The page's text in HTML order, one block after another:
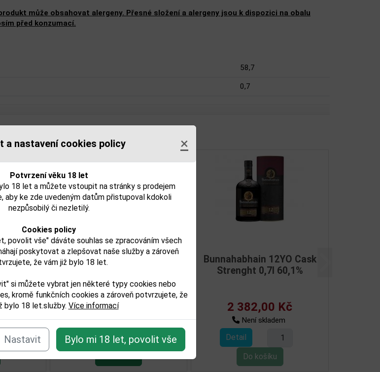
a nastavení cookies policy ×
Potvrzení věku 18 let
18 let a můžete vstoupit na stránky s prodejem
aby ke zde uvedeným datům přistupoval kdokoli
nezpůsobilý či nezletilý.
Cookies policy
povolit vše" dáváte souhlas se zpracováním všech
poskytovat a zlepšovat naše služby a zároveň
že vám již bylo 18 let.
si můžete vybrat jen některé typy cookies nebo
kromě funkčních cookies a zároveň potvrzujete, že
bylo 18 let.služby. Více informací
Nastavit Bylo mi 18 let, povolit vše
může obsahovat alergeny. Přesné složení a alergeny jsou k dispozici na obalu
před konzumací.
58,7
0,7
Ruby
Kč
Bunnahabhain 17YO 0,7l
6 250,00 Kč
Skladem
Detail
Bunnahabhain Moine Tokaji
2004 0,7l 52,2%
6 420,00 Kč
Skladem
Detail